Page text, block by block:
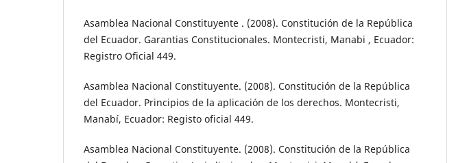
Asamblea Nacional Constituyente . (2008). Constitución de la República
del Ecuador. Garantias Constitucionales. Montecristi, Manabi , Ecuador:
Registro Oficial 449.
Asamblea Nacional Constituyente. (2008). Constitución de la República
del Ecuador. Principios de la aplicación de los derechos. Montecristi,
Manabí, Ecuador: Registo oficial 449.
Asamblea Nacional Constituyente. (2008). Constitución de la República